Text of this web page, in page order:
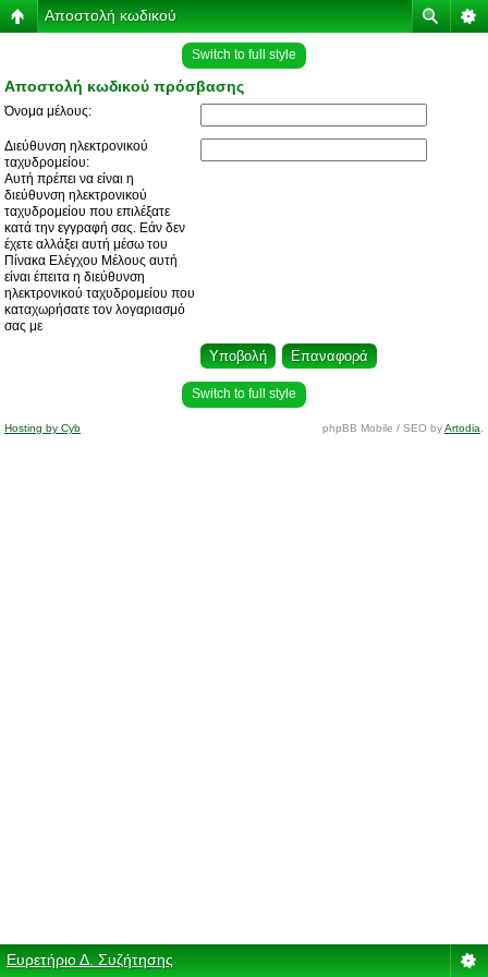
Αποστολή κωδικού
Switch to full style
Αποστολή κωδικού πρόσβασης
Όνομα μέλους:
Διεύθυνση ηλεκτρονικού
ταχυδρομείου:
Αυτή πρέπει να είναι η
διεύθυνση ηλεκτρονικού
ταχυδρομείου που επιλέξατε
κατά την εγγραφή σας. Εάν δεν
έχετε αλλάξει αυτή μέσω του
Πίνακα Ελέγχου Μέλους αυτή
είναι έπειτα η διεύθυνση
ηλεκτρονικού ταχυδρομείου που
καταχωρήσατε τον λογαριασμό
σας με
Switch to full style
Hosting by Cyb phpBB Mobile / SEO byArtodia
Ευρετήριο Δ. Συζήτησης